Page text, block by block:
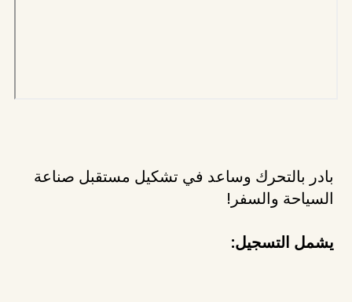
بادر بالتحرك وساعد في تشكيل مستقبل صناعة
السياحة والسفر!
يشمل التسجيل: